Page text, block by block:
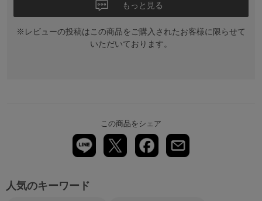
もっと見る
※レビューの投稿はこの商品をご購入されたお客様に限らせて
いただいております。
この商品をシェア
人気のキーワード